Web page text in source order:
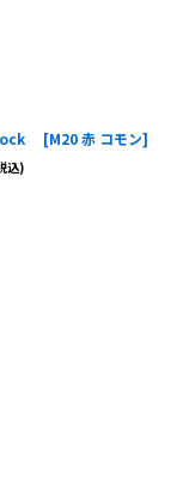
[M20 赤 コモン]
込)